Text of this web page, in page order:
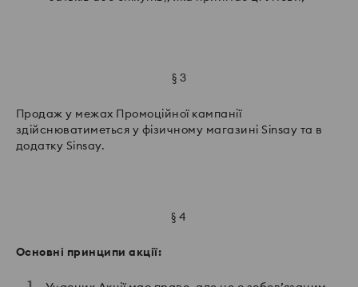
§ 3
Продаж у межах Промоційної кампанії
здійснюватиметься у фізичному магазині Sinsay та в
додатку Sinsay.
§ 4
Основні принципи акції: